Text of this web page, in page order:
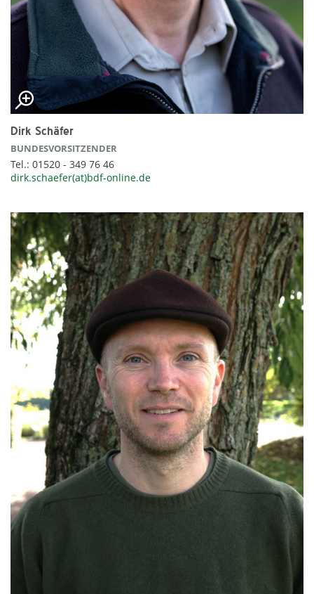
Dirk Schäfer
BUNDESVORSITZENDER
Tel.: 01520 - 349 76 46
dirk.schaefer(at)bdf-online.de